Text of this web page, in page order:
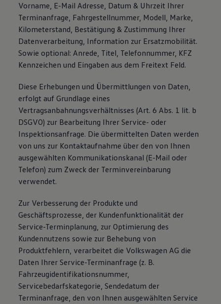
Vorname, E-Mail Adresse, Datum & Uhrzeit Ihrer
Terminanfrage, Fahrgestellnummer, Modell, Marke,
Kilometerstand, Bestätigung & Zustimmung Ihrer
Datenverarbeitung, Information zur Ersatzmobilität.
Sowie optional: Anrede, Titel, Telefonnummer, KFZ
Kennzeichen und Eingaben aus dem Freitext Feld.
Diese Erhebungen und Übermittlungen von Daten,
erfolgt auf Grundlage eines
Vertragsanbahnungsverhältnisses (Art. 6 Abs. 1 lit. b
DSGVO) zur Bearbeitung Ihrer Service- oder
Inspektionsanfrage. Die übermittelten Daten werden
von uns zur Kontaktaufnahme über den von Ihnen
ausgewählten Kommunikationskanal (E-Mail oder
Telefon) zum Zweck der Terminvereinbarung
verwendet.
Zur Verbesserung der Produkte und
Geschäftsprozesse, der Kundenfunktionalität der
Service-Terminplanung, zur Optimierung des
Kundennutzens sowie zur Behebung von
Produktfehlern, verarbeitet die Volkswagen AG die
Daten Ihrer Service-Terminanfrage (z. B.
Fahrzeugidentifikationsnummer,
Servicebedarfskategorie, Sendedatum der
Terminanfrage, den von Ihnen ausgewählten Service